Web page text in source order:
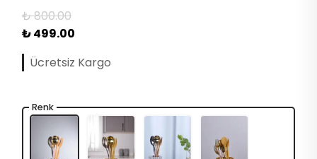
₺ 800.00
₺ 499.00
Ücretsiz Kargo
Renk